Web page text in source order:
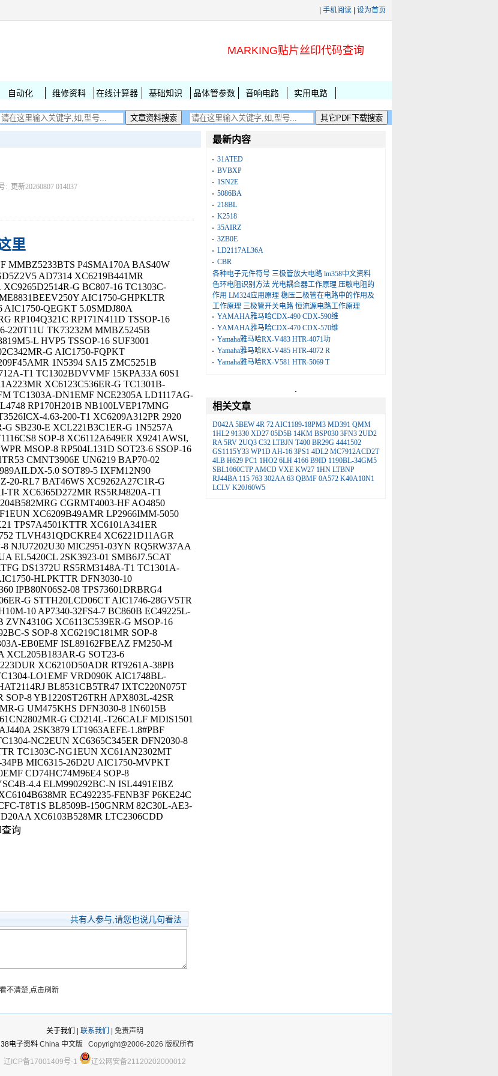
手机阅读 设为首页
MARKING贴片丝印代码查询
自动化 维修资料 在线计算器 基础知识 晶体管参数 音响电路 实用电路
: 更新20260807 014037
里
MMBZ5233BTS P4SMA170A BAS40W
AD7314 XC6219B441MR
G BC807-16 TC1303C-
AIC1750-GHPKLTR
AIC1750-QEGKT 5.0SMDJ80A
RP104Q321C RP171N411D TSSOP-16
220T11U TK73232M MMBZ5245B
L HVP5 TSSOP-16 SUF3001
G AIC1750-FQPKT
1N5394 SA15 ZMC5251B
T1 TC1302BDVVMF 15KPA33A 60S1
XC6123C536ER-G TC1301B-
TC1303A-DN1EMF NCE2305A LD1117AG-
RP170H201B NB100LVEP17MNG
4.63-200-T1 XC6209A312PR 2920
SB230-E XCL221B3C1ER-G 1N5257A
SOP-8 XC6112A649ER X9241AWSI,
MSOP-8 RP504L131D SOT23-6 SSOP-16
CMNT3906E UN6219 BAP70-02
5.0 SOT89-5 IXFM12N90
20-RL7 BAT46WS XC9262A27C1R-G
XC6365D272MR RS5RJ4820A-T1
CGRMT4003-HF AO4850
XC6209B49AMR LP2966IMM-5050
TPS7A4501KTTR XC6101A341ER
TLVH431QDCKRE4 XC6221D11AGR
NJU7202U30 MIC2951-03YN RQ5RW37AA
EL5420CL 2SK3923-01 SMB6J7.5CAT
DS1372U RS5RM3148A-T1 TC1301A-
HLPKTTR DFN3030-10
IPB80N06S2-08 TPS73601DRBRG4
G STTH20LCD06CT AIC1746-28GV5TR
10 AP7340-32FS4-7 BC860B EC49225L-
ZVN4310G XC6113C539ER-G MSOP-16
S SOP-8 XC6219C181MR SOP-8
EB0EMF ISL89162FBEAZ FM250-M
XCL205B183AR-G SOT23-6
XC6210D50ADR RT9261A-38PB
LO1EMF VRD090K AIC1748BL-
BL8531CB5TR47 IXTC220N075T
8 YB1220ST26TRH APX803L-42SR
G UM475KHS DFN3030-8 1N6015B
G CD214L-T26CALF MDIS1501
2SK3879 LT1963AEFE-1.8#PBF
NC2EUN XC6365C345ER DFN2030-8
TC1303C-NG1EUN XC61AN2302MT
MIC6315-26D2U AIC1750-MVPKT
CD74HC74M96E4 SOP-8
4.4 ELM990292BC-N ISL4491EIBZ
EC492235-FENB3F P6KE24C
T8T1S BL8509B-150GNRM 82C30L-AE3-
XC6103B528MR LTC2306CDD
询
共有人参与,请您也说几句看法
看不清楚,点击刷新
最新内容
31ATED
BVBXP
1SN2E
5086BA
218BL
K2518
35AIRZ
3ZB0E
LD2117AL36A
CBR
各种电子元件符号 三极管放大电路 lm358中文资料
色环电阻识别方法 光电耦合器工作原理 压敏电阻的
作用 LM324应用原理 稳压二极管在电路中的作用及
工作原理 三极管开关电路 恒流源电路工作原理
YAMAHA雅马哈CDX-490 CDX-590维
YAMAHA雅马哈CDX-470 CDX-570维
Yamaha雅马哈RX-V483 HTR-4071功
Yamaha雅马哈RX-V485 HTR-4072 R
Yamaha雅马哈RX-V581 HTR-5069 T
.
相关文章
D042A 5BEW 4R 72AIC1189-18PM3 MD391 QMM
1HL2 91330 XD27 05D5B 14KM BSP030 3FN3 2UD2
RA 5RV 2UQ3 C32 LTBJN T400 BR29G 4441502
GS1115Y33 WP1DAH-16 3PS1 4DL2 MC7912ACD2T
4LB H629 PC1 1HO2 6LH 4166 B9ID 1190BL-34GM5
SBL1060CTPAMCD VXE KW27 1HN LTBNP
RJ44BA 115 763 302AA 63 QBMF 0A572 K40A10N1
LCLV K20J60W5
关于我们 联系我们
| 免责声明
电子资料China 中文版 Copyright@2006-2026 版权所有
辽ICP备17001409号-1 辽公网安备21120202000012